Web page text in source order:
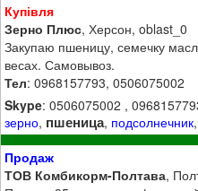
Купівля
Зерно Плюс, Херсон, oblast_0
Закупаю пшеницу, семечку
весах. Самовывоз.
Тел: 0968157793, 0506075002
Skype: 0506075002 ,
зерно, пшеница, подсолнечник
Продаж
ТОВ Комбикорм-Полтава,